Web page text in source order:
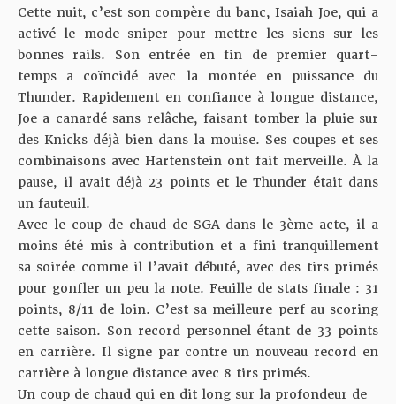
Cette nuit, c’est son compère du banc, Isaiah Joe, qui a
activé le mode sniper pour mettre les siens sur les
bonnes rails. Son entrée en fin de premier quart-
temps a coïncidé avec la montée en puissance du
Thunder. Rapidement en confiance à longue distance,
Joe a canardé sans relâche, faisant tomber la pluie sur
des Knicks déjà bien dans la mouise. Ses coupes et ses
combinaisons avec Hartenstein ont fait merveille. À la
pause, il avait déjà 23 points et le Thunder était dans
un fauteuil.
Avec le coup de chaud de SGA dans le 3ème acte, il a
moins été mis à contribution et a fini tranquillement
sa soirée comme il l’avait débuté, avec des tirs primés
pour gonfler un peu la note. Feuille de stats finale : 31
points, 8/11 de loin. C’est sa meilleure perf au scoring
cette saison. Son record personnel étant de 33 points
en carrière. Il signe par contre un nouveau record en
carrière à longue distance avec 8 tirs primés.
Un coup de chaud qui en dit long sur la profondeur de